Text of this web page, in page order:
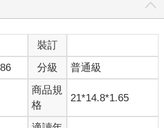
裝訂
分級 普通級
商品規
格
21*14.8*1.65